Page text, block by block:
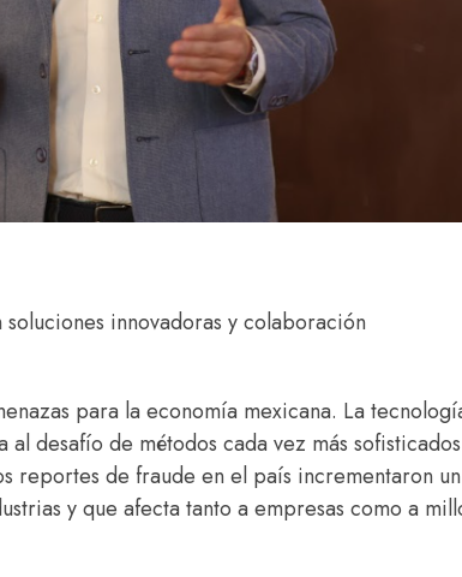
innovadoras y colaboración
para la economía mexicana. La
desafío de métodos cada vez más sofisticados
reportes de fraude en el país incrementaron
y que afecta tanto a empresas como a